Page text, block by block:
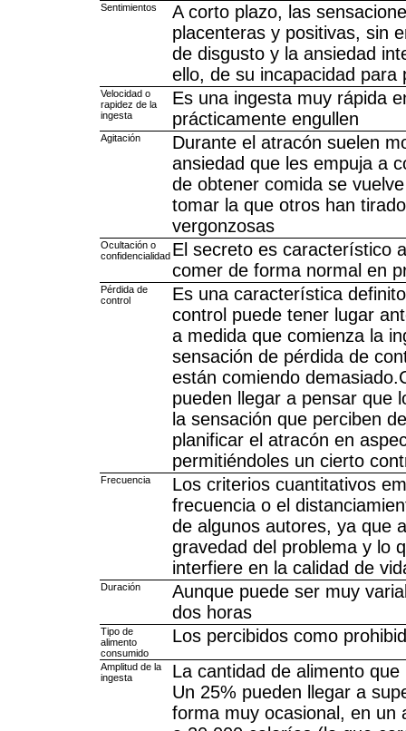
Sentimientos
A corto plazo, las
placenteras y positivas, sin
de disgusto y la ansiedad
ello, de su incapacidad para
Velocidad o
rapidez de la
ingesta
Es una ingesta muy rápida
prácticamente engullen
Agitación
Durante el atracón suelen
ansiedad que les empuja a
de obtener comida se
tomar la que otros han
vergonzosas
Ocultación o
confidencialidad El secreto es característico
comer de forma normal en
Pérdida de
control
Es una característica
control puede tener lugar
a medida que comienza la
sensación de pérdida de
están comiendo
pueden llegar a pensar que
la sensación que perciben
planificar el atracón en
permitiéndoles un cierto
Frecuencia
Los criterios cuantitativos
frecuencia o el
de algunos autores, ya que
gravedad del problema y lo
interfiere en la calidad de
Duración
Aunque puede ser muy
dos horas
Tipo de
alimento
consumido
Los percibidos como
Amplitud de la
ingesta
La cantidad de alimento
Un 25% pueden llegar a
forma muy ocasional, en un